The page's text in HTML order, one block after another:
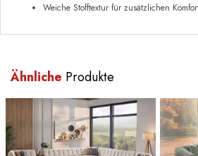
Weiche Stofftextur für zusätzlichen
Ähnliche Produkte